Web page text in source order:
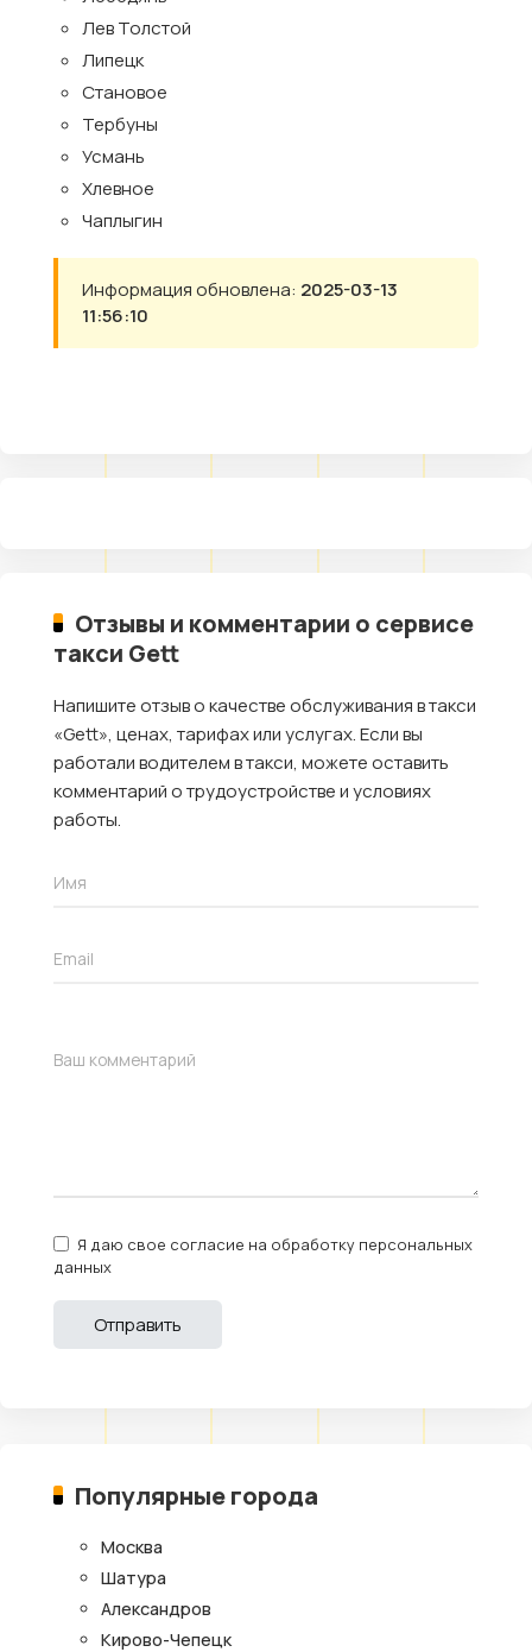
Лев Толстой
Липецк
Становое
Тербуны
Усмань
Хлевное
Чаплыгин
Информация обновлена: 2025-03-13
11:56:10
Отзывы и комментарии о сервисе
такси Gett
Напишите отзыв о качестве обслуживания в такси
«Gett», ценах, тарифах или услугах. Если вы
работали водителем в такси, можете оставить
комментарий о трудоустройстве и условиях
работы.
Я даю свое согласие на обработку персональных
данных
Популярные города
Москва
Шатура
Александров
Кирово-Чепецк